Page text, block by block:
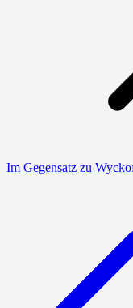
Im Gegensatz zu